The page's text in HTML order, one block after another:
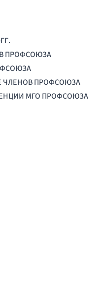
ПРОФСОЮЗА
ЧЛЕНОВ ПРОФСОЮЗА
МГО ПРОФСОЮЗА